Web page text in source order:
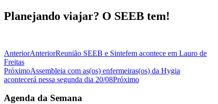
Planejando viajar? O SEEB tem!
AnteriorAnteriorReunião SEEB e Sintefem acontece em Lauro de
Freitas
PróximoAssembleia com as(os) enfermeiras(os) da Hygia
acontecerá nessa segunda dia 20/08Próximo
Agenda da Semana